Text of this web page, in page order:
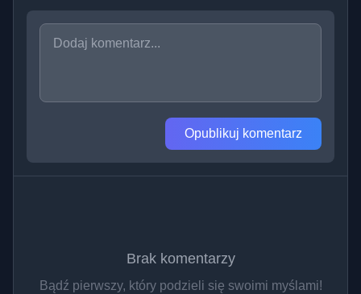
Opublikuj komentarz
Brak komentarzy
Bądź pierwszy, który podzieli się swoimi myślami!